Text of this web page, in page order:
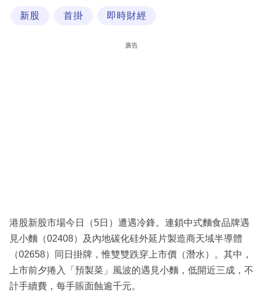
場
新股 首掛 即時財經
廣告
港股新股市場今日（5日）遭遇冷鋒。連鎖中式麵食品牌遇
見小麵（02408）及內地碳化硅外延片製造商天域半導體
（02658）同日掛牌，惟雙雙跌穿上市價（潛水）。其中，
上市前夕捲入「預製菜」風波的遇見小麵，低開近三成，不
計手續費，每手賬面蝕逾千元。